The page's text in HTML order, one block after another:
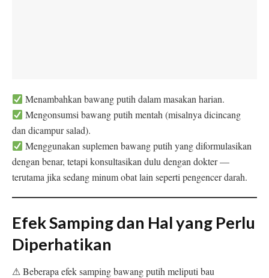
Menambahkan bawang putih dalam masakan harian.
Mengonsumsi bawang putih mentah (misalnya dicincang
dan dicampur salad).
Menggunakan suplemen bawang putih yang diformulasikan
dengan benar, tetapi konsultasikan dulu dengan dokter —
terutama jika sedang minum obat lain seperti pengencer darah.
Efek Samping dan Hal yang Perlu
Diperhatikan
⚠ Beberapa efek samping bawang putih meliputi bau